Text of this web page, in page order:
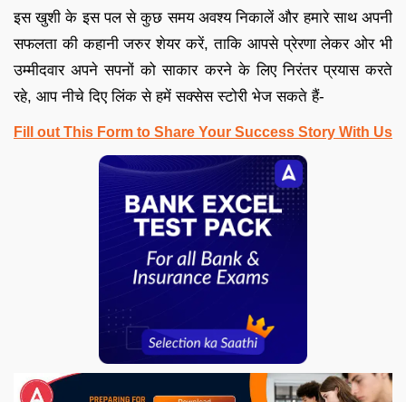
इस खुशी के इस पल से कुछ समय अवश्य निकालें और हमारे साथ अपनी
सफलता की कहानी जरुर शेयर करें, ताकि आपसे प्रेरणा लेकर ओर भी
उम्मीदवार अपने सपनों को साकार करने के लिए निरंतर प्रयास करते
रहे, आप नीचे दिए लिंक से हमें सक्सेस स्टोरी भेज सकते हैं-
Fill out This Form to Share Your Success Story With Us